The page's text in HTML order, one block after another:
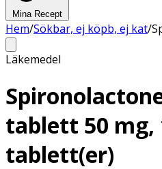
Mina Recept
Hem/Sökbar, ej köpb, ej kat/
Läkemedel
tablett 50 mg,
tablett(er)